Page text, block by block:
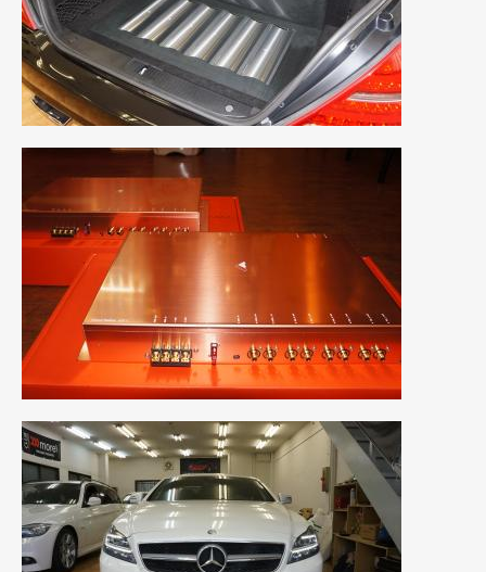
2019年7月(17)
2019年6月(16)
2019年5月 (21)
2019年4月(6)
2019年3月 (1)
2019年2月 (6)
2019年1月
2018年12月(3)
2018年11月(3)
2018年9月(8)
2018年8月(6)
2018年7月(2)